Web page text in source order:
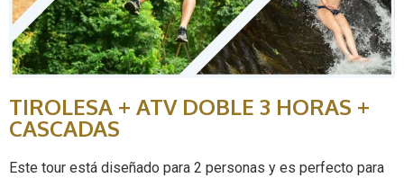
TIROLESA + ATV DOBLE 3 HORAS +
CASCADAS
Este tour está diseñado para 2 personas y es perfecto para